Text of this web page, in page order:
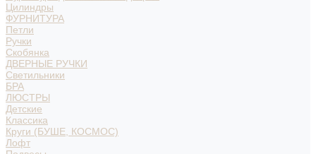
Цилиндры
ФУРНИТУРА
Петли
Ручки
Скобянка
ДВЕРНЫЕ РУЧКИ
Светильники
БРА
ЛЮСТРЫ
Детские
Классика
Круги (БУШЕ, КОСМОС)
Лофт